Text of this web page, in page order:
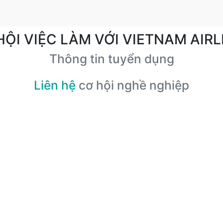
VIỆC LÀM VỚI VIETNAM
Thông tin tuyển dụng
Liên hệ cơ hội nghề nghiệp